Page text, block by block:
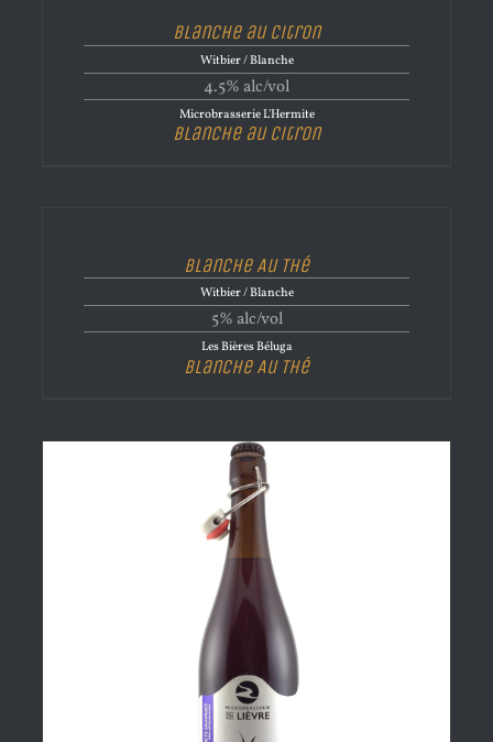
Blanche au Citron
Witbier / Blanche
4.5% alc/vol
Microbrasserie L'Hermite
Blanche au Citron
Blanche Au Thé
Witbier / Blanche
5% alc/vol
Les Bières Béluga
Blanche Au Thé